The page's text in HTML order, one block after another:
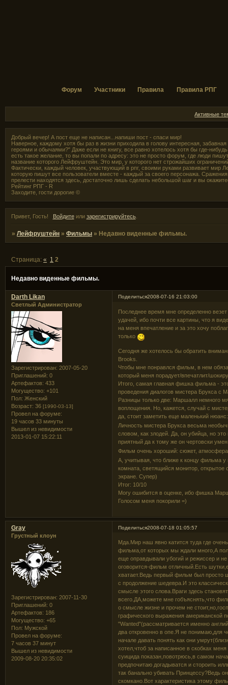
Форум Участники Правила Правила РПГ
Активные
Добрый вечер! А пост еще не написан...напиши пост - спаси мир!
Наверное, каждому хотя бы раз в жизни приходила в голову интересная,
героями и обычаями?" Даже если не книгу, все равно хотелось хотя бы где-
есть такое желание, то вы попали по адресу: это не просто форум, где люди
название которого Лейфруштейн. Это мир, у которого нет строжайших
Фактически, каждый человек, участвующий в рпг, своими руками развивает мир
которую пишут все пользователи вместе - каждый за своего персонажа.
прелести находятся здесь, достаточно лишь сделать небольшой шаг и вы
Рейтинг РПГ - R
Заходите, гости дорогие ©
Привет, Гость! Войдитеили зарегистрируйтесь.
»Лейфруштейн »Фильмы » Недавно виденные фильмы.
Недавно виденные фильмы.
Страница:« 1 2
Поделиться2008-07-16 21:03:00
Darth Likan
Светлый Администратор
Зарегистрирован: 2007-05-20
Приглашений: 0
Артефактов: 433
Могущество: +101
Пол: Женский
Возраст: 36 [1990-03-13]
Провел на форуме:
19 часов 33 минуты
Вышел из невидимости
2013-01-07 15:22:11
Последнее время мне определенно
удачей, ибо почти все картины, что я
на меня впечатление и за это хочу
только
Сегодня же хотелось бы обратить
Brooks.
Чтобы мне понравлся фильм, в нем
который меня порадует/впечатлит/
Итого, самая главная фишка фильма -
проведения диалогов мистера Брукса с
Разницы только две: Маршалл немного
воплощения. Но, кажется, случай с
да, стоит заметить еще маленький
Личность мистера Брукса весьма
словом, как злодей. Да, он убийца, но
приятный да к тому же он чертовски
Фильм очень хороший: сюжет,
А, учитывая, что ближе к концу фильма
комната, светящийся монитор,
экране. Супер)
Итог: 10/10
Могу ошибится в оценке, ибо фишка
Голосом меня покорили =)
Поделиться2008-07-18 01:05:57
Gray
Грустный клоун
Зарегистрирован: 2007-11-30
Приглашений: 0
Артефактов: 186
Могущество: +65
Пол: Мужской
Провел на форуме:
7 часов 37 минут
Вышел из невидимости
2009-08-20 20:35:02
Мда.Мир наш явно катится туда где
фильма,от которых мы ждали много,А
еще оправдывали убогий и режиссер и
оговорится-фильм отличный.Есть
хватает.Ведь первый фильм был
с продолжение шедевра.И это
смысле этого слова.Враги здесь
всего.ДА,можете мне гобъяснять,что
о смысле жизне и прочем не
графического выражения американской
"Wanted"(рассматривается именно
два откровенно в опе.Я не понимаю,для
начале давать понять как они
хотел,чтоб за написанное в скобках
суицида показан,повотрюсь,в самом
предпочитаю догадыватся и стороить
так банально убивать Принцессу?Ведь
скомкано.Вот характеристика этому